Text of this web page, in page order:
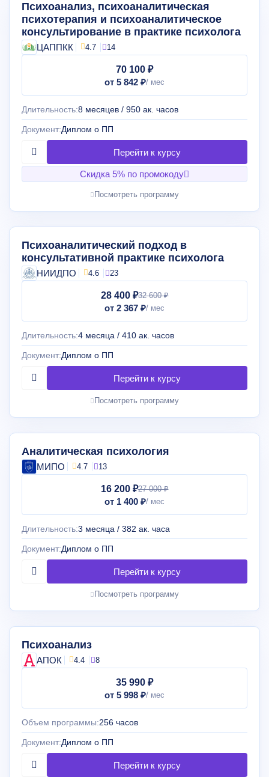
Психоанализ, психоаналитическая
психотерапия и психоаналитическое
консультирование в практике психолога
ЦАППКК 4.7 14
70 100 ₽
от 5 842 ₽
Длительность:8 месяцев / 950 ак. часов
Документ:Диплом о ПП
Скидка 5% по промокоду
Посмотреть программу
Психоаналитический подход в
консультативной практике психолога
НИИДПО 4.6 23
28 400 ₽32 600 ₽
от 2 367 ₽
Длительность:4 месяца / 410 ак. часов
Документ:Диплом о ПП
Посмотреть программу
Аналитическая психология
МИПО 4.7 13
16 200 ₽27 000 ₽
от 1 400 ₽
Длительность:3 месяца / 382 ак. часа
Документ:Диплом о ПП
Посмотреть программу
Психоанализ
АПОК 4.4 8
35 990 ₽
от 5 998 ₽
Объем программы:256 часов
Документ:Диплом о ПП